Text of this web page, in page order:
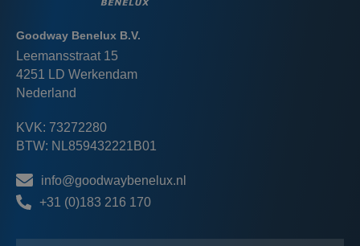
Goodway Benelux B.V.
Leemansstraat 15
4251 LD Werkendam
Nederland
KVK: 73272280
BTW: NL859432221B01
info@goodwaybenelux.nl
+31 (0)183 216 170